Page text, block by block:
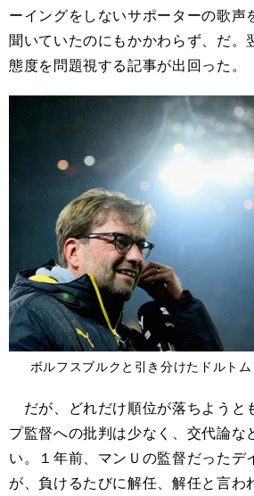
ーイングをしないサポーターの歌声
聞いていたのにもかかわらず、だ。
態度を問題視する記事が出回った。
ボルフスブルクと引き分けたドルト
だが、どれだけ順位が落ちようと
プ監督への批判は少なく、交代論な
い。１年前、マンＵの監督だったデ
が、負けるたびに解任、解任と言わ